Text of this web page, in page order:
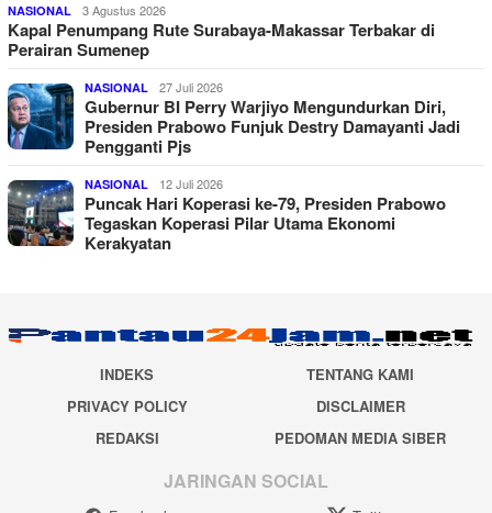
NASIONAL 3 Agustus 2026
Kapal Penumpang Rute Surabaya-Makassar Terbakar di
Perairan Sumenep
NASIONAL 27 Juli 2026
Gubernur BI Perry Warjiyo Mengundurkan Diri,
Presiden Prabowo Funjuk Destry Damayanti Jadi
Pengganti Pjs
NASIONAL 12 Juli 2026
Puncak Hari Koperasi ke-79, Presiden Prabowo
Tegaskan Koperasi Pilar Utama Ekonomi
Kerakyatan
INDEKS
TENTANG KAMI
PRIVACY POLICY
DISCLAIMER
REDAKSI
PEDOMAN MEDIA SIBER
JARINGAN SOCIAL